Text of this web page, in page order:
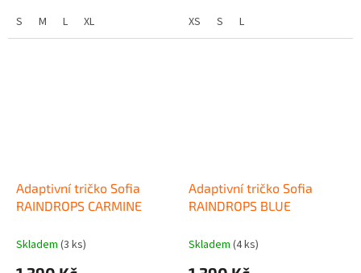
uzpůsobený pro snadné kojení
nenáročné...
S M L XL
pro děti do 3 let materiál: BIO...
XS S L
Adaptivní tričko Sofia
RAINDROPS CARMINE
Skladem (3 ks)
Adaptivní tričko Sofia
RAINDROPS BLUE
Skladem (4 ks)